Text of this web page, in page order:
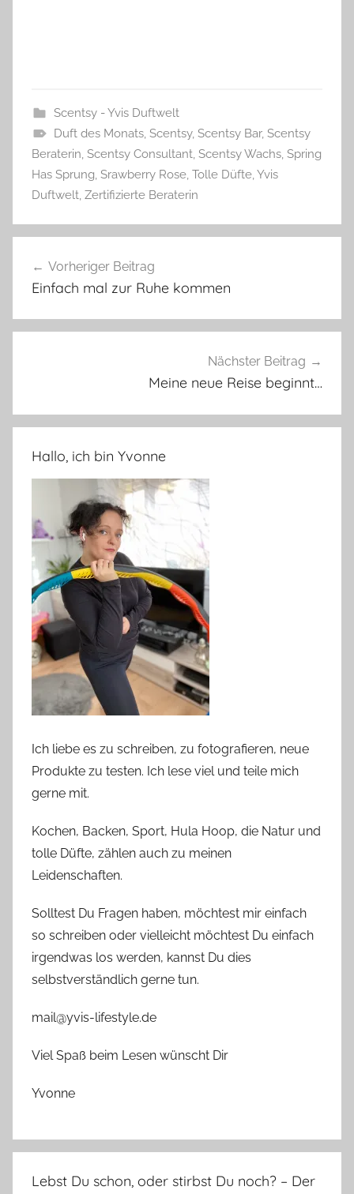
Scentsy - Yvis Duftwelt
Duft des Monats, Scentsy, Scentsy Bar, Scentsy
Beraterin, Scentsy Consultant, Scentsy Wachs, Spring
Has Sprung, Srawberry Rose, Tolle Düfte,Yvis
Duftwelt, Zertifizierte Beraterin
Vorheriger Beitrag
Einfach mal zur Ruhe kommen
Nächster Beitrag
Meine neue Reise beginnt…
Hallo, ich bin Yvonne
Ich liebe es zu schreiben, zu fotografieren, neue
Produkte zu testen. Ich lese viel und teile mich
gerne mit.
Kochen, Backen, Sport, Hula Hoop, die Natur und
tolle Düfte, zählen auch zu meinen
Leidenschaften.
Solltest Du Fragen haben, möchtest mir einfach
so schreiben oder vielleicht möchtest Du einfach
irgendwas los werden, kannst Du dies
selbstverständlich gerne tun.
mail@yvis-lifestyle.de
Viel Spaß beim Lesen wünscht Dir
Yvonne
Lebst Du schon, oder stirbst Du noch? – Der